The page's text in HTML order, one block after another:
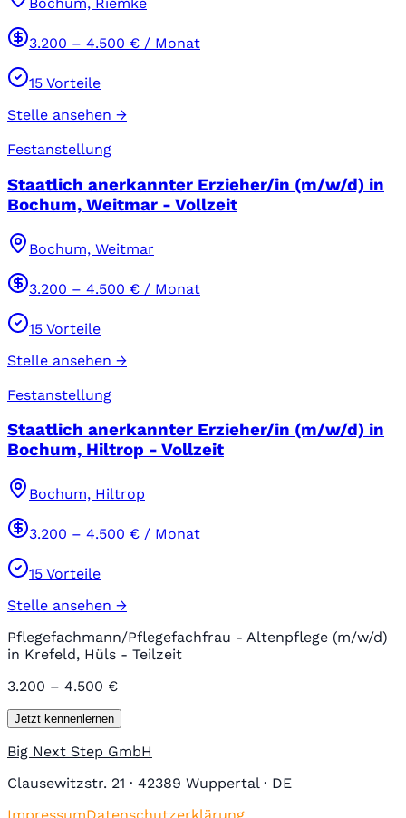
Bochum, Riemke
3.200 – 4.500 € / Monat
15 Vorteile
Stelle ansehen →
Festanstellung
Staatlich anerkannter Erzieher/in (m/w/d) in
Bochum, Weitmar - Vollzeit
Bochum, Weitmar
3.200 – 4.500 € / Monat
15 Vorteile
Stelle ansehen →
Festanstellung
Staatlich anerkannter Erzieher/in (m/w/d) in
Bochum, Hiltrop - Vollzeit
Bochum, Hiltrop
3.200 – 4.500 € / Monat
15 Vorteile
Stelle ansehen →
Pflegefachmann/Pflegefachfrau - Altenpflege (m/w/d)
in Krefeld, Hüls - Teilzeit
3.200 – 4.500 €
Jetzt kennenlernen
Big Next Step GmbH
Clausewitzstr. 21 · 42389 Wuppertal · DE